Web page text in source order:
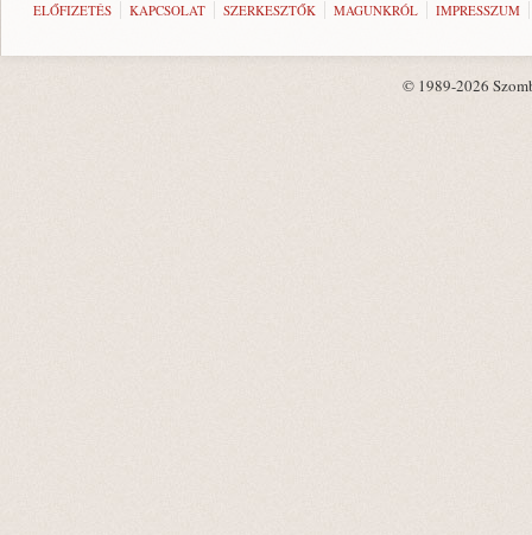
ELŐFIZETÉS KAPCSOLAT SZERKESZTŐK MAGUNKRÓL IMPRESSZUM
© 1989-2026